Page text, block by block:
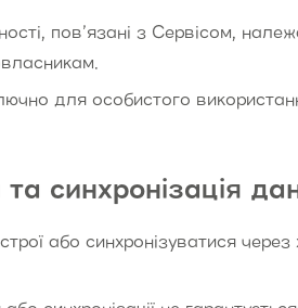
пов’язані з Сервісом,
для особистого
синхронізація
або синхронізуватися через